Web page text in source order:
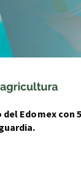
Edomex con